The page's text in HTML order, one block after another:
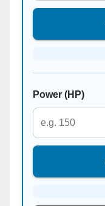
Power (HP)